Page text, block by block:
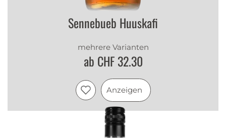
Sennebueb Huuskafi
mehrere Varianten
ab CHF 32.30
Anzeigen